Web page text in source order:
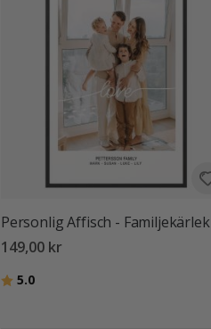
Personlig Affisch - Familjekärlek
149,00 kr
Betyg:
5.0utav 5 stjärnor